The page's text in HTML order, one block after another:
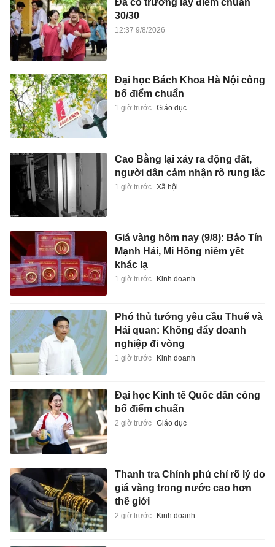
Đã có trường lấy điểm chuẩn
30/30
12:37 9/8/2026
Đại học Bách Khoa Hà Nội công
bố điểm chuẩn
1 giờ trước Giáo dục
Cao Bằng lại xảy ra động đất,
người dân cảm nhận rõ rung lắc
1 giờ trước Xã hội
Giá vàng hôm nay (9/8): Bảo Tín
Mạnh Hải, Mi Hồng niêm yết
khác lạ
1 giờ trước Kinh doanh
Phó thủ tướng yêu cầu Thuế và
Hải quan: Không đẩy doanh
nghiệp đi vòng
1 giờ trước Kinh doanh
Đại học Kinh tế Quốc dân công
bố điểm chuẩn
2 giờ trước Giáo dục
Thanh tra Chính phủ chỉ rõ lý do
giá vàng trong nước cao hơn
thế giới
2 giờ trước Kinh doanh